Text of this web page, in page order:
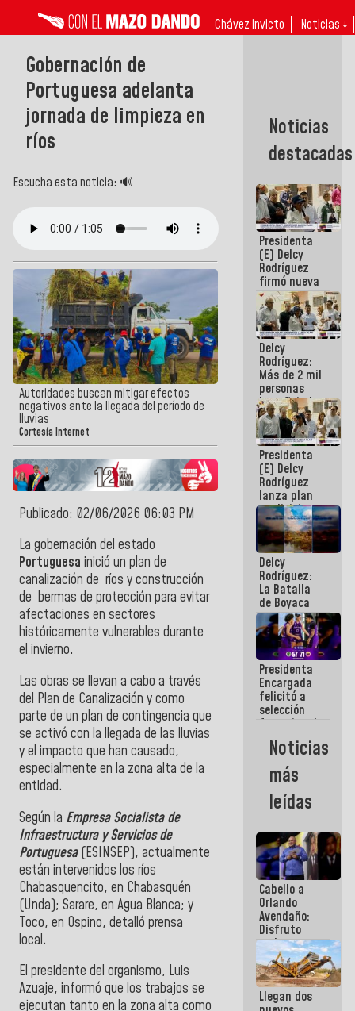
Chávez invicto Noticias ↓
Gobernación de
Portuguesa adelanta
jornada de limpieza en
ríos
Escucha esta noticia: 🔊
Autoridades buscan mitigar efectos
negativos ante la llegada del período de
lluvias
Cortesía Internet
Publicado: 02/06/2026 06:03 PM
La gobernación del estado
Portuguesa inició un plan de
canalización de ríos y construcción
de bermas de protección para evitar
afectaciones en sectores
históricamente vulnerables durante
el invierno.
Las obras se llevan a cabo a través
del Plan de Canalización y como
parte de un plan de contingencia que
se activó con la llegada de las lluvias
y el impacto que han causado,
especialmente en la zona alta de la
entidad.
Según la Empresa Socialista de
Infraestructura y Servicios de
Portuguesa(ESINSEP), actualmente
están intervenidos los ríos
Chabasquencito, en Chabasquén
(Unda); Sarare, en Agua Blanca; y
Toco, en Ospino, detalló prensa
local.
El presidente del organismo, Luis
Azuaje, informó que los trabajos se
ejecutan tanto en la zona alta como
Noticias
destacadas
Presidenta
(E) Delcy
Rodríguez
firmó nueva
de Ley de
Arrendamiento
aprobada
por la AN
Delcy
Rodríguez:
Más de 2 mil
personas
beneficiadas
con planes
para
atención de
emergencia
sísmica en
la última
semana
Presidenta
(E) Delcy
Rodríguez
lanza plan
crediticio
con subsidio
a Juntas de
Condominio
Delcy
Rodríguez:
La Batalla
de Boyaca
representa
un capítulo
decisivo en
la gesta
emancipadora
de nuestra
América
Presidenta
Encargada
felicitó a
selección
femenina de
baloncesto
por su
clasificación
a la
AmeriCup
2027
Noticias
más
leídas
Cabello a
Orlando
Avendaño:
Disfruto
cada vez
que escribes
porque lo
que haces
es
Llegan dos